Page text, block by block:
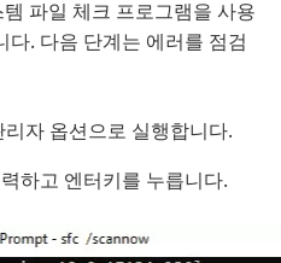
파일 체크 프로그램을 사용
. 다음 단계는 에러를 점검
자 옵션으로 실행합니다.
하고 엔터키를 누릅니다.